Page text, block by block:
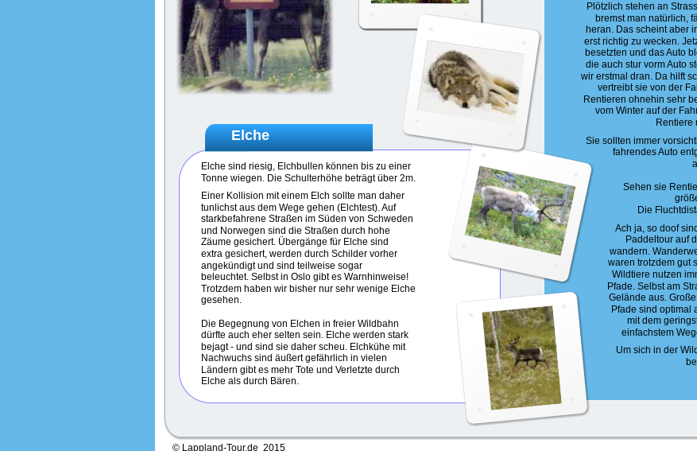
Elche sind riesig, Elchbullen können bis zu einer
Tonne wiegen. Die Schulterhöhe beträgt über 2m.
Einer Kollision mit einem Elch sollte man daher
tunlichst aus dem Wege gehen (Elchtest). Auf
starkbefahrene Straßen im Süden von Schweden
und Norwegen sind die Straßen durch hohe
Zäume gesichert. Übergänge für Elche sind
extra gesichert, werden durch Schilder vorher
angekündigt und sind teilweise sogar
beleuchtet. Selbst in Oslo gibt es Warnhinweise!
Trotzdem haben wir bisher nur sehr wenige Elche
gesehen.
Die Begegnung von Elchen in freier Wildbahn
dürfte auch eher selten sein. Elche werden stark
bejagt - und sind sie daher scheu. Elchkühe mit
Nachwuchs sind äußert gefährlich in vielen
Ländern gibt es mehr Tote und Verletzte durch
Elche als durch Bären.
Plötzlich stehen an
bremst man natürlich,
heran. Das scheint aber
erst richtig zu wecken.
besetzten und das Auto
die auch stur vorm Auto
wir erstmal dran. Da hilft
vertreibt sie von der
Rentieren ohnehin sehr
vom Winter auf der
Rentiere
Sie sollten immer
fahrendes Auto
Sehen sie
Die
Ach ja, so doof
Paddeltour auf
wandern.
waren trotzdem gut
Wildtiere nutzen
Pfade. Selbst am
Gelände aus.
Pfade sind optimal
mit dem
einfachstem
Um sich in der
Elche
© Lappland-Tour.de  2015